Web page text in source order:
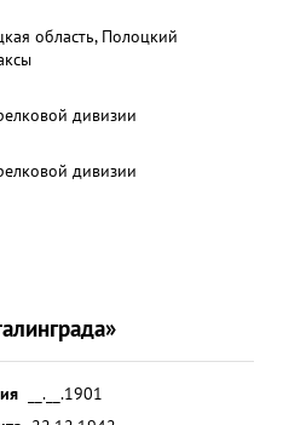
область, Полоцкий
дивизии
дивизии
__.__.1901